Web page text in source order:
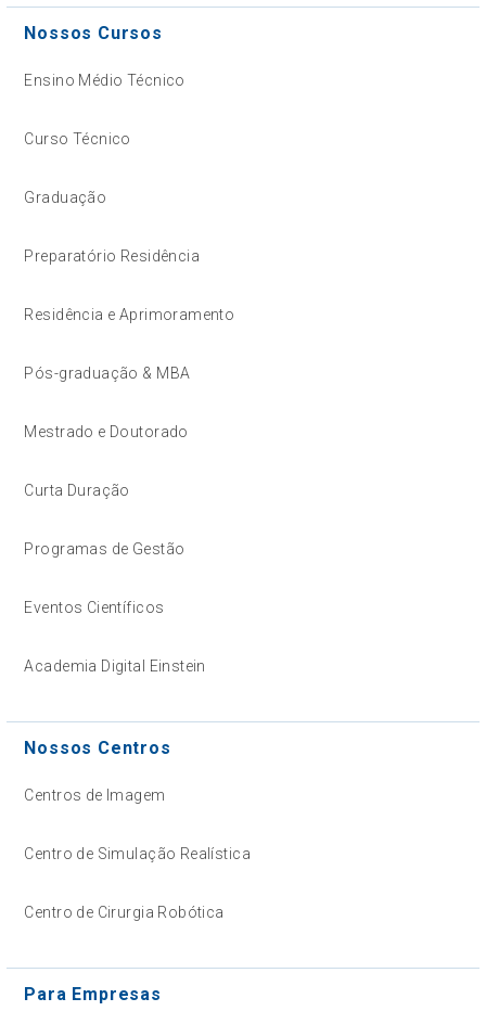
Nossos Cursos
Ensino Médio Técnico
Curso Técnico
Graduação
Preparatório Residência
Residência e Aprimoramento
Pós-graduação & MBA
Mestrado e Doutorado
Curta Duração
Programas de Gestão
Eventos Científicos
Academia Digital Einstein
Nossos Centros
Centros de Imagem
Centro de Simulação Realística
Centro de Cirurgia Robótica
Para Empresas